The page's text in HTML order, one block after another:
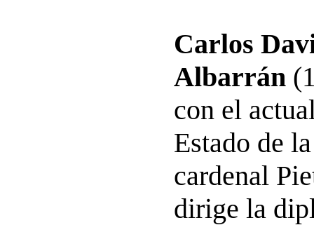
Carlos
Albarrán
con el
Estado de
cardenal
dirige la